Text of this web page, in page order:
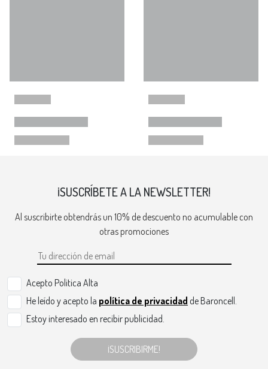
¡SUSCRÍBETE A LA NEWSLETTER!
Al suscribirte obtendrás un 10% de descuento no acumulable con
otras promociones
Acepto Politica Alta
He leído y acepto la política de privacidad de Baroncell.
Estoy interesado en recibir publicidad.
¡SUSCRIBIRME!